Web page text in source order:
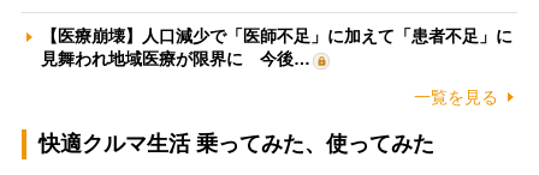
【医療崩壊】人口減少で「医師不足」に加えて「患者不足」に
見舞われ地域医療が限界に 今後…
一覧を見る
快適クルマ生活 乗ってみた、使ってみた